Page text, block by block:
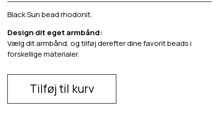
Black Sun bead rhodonit.
Design dit eget armbånd:
Vælg dit armbånd, og tilføj derefter dine favorit beads i
forskellige materialer.
Tilføj til kurv